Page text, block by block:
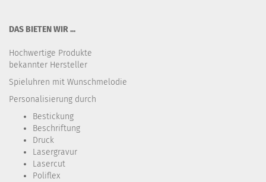
DAS BIETEN WIR ...
Hochwertige Produkte
bekannter Hersteller
Spieluhren mit Wunschmelodie
Personalisierung durch
Bestickung​
Beschriftung
Druck
Lasergravur
Lasercut
Poliflex